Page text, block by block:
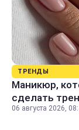
ТРЕНДЫ
Маникюр,
сделать
06 августа 2026,